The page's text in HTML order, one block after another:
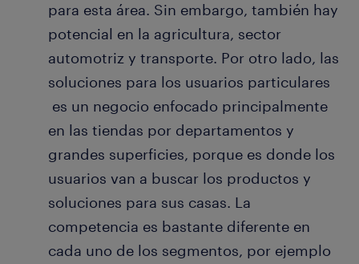
para esta área. Sin embargo, también hay
potencial en la agricultura, sector
automotriz y transporte. Por otro lado, las
soluciones para los usuarios particulares
es un negocio enfocado principalmente
en las tiendas por departamentos y
grandes superficies, porque es donde los
usuarios van a buscar los productos y
soluciones para sus casas. La
competencia es bastante diferente en
cada uno de los segmentos, por ejemplo